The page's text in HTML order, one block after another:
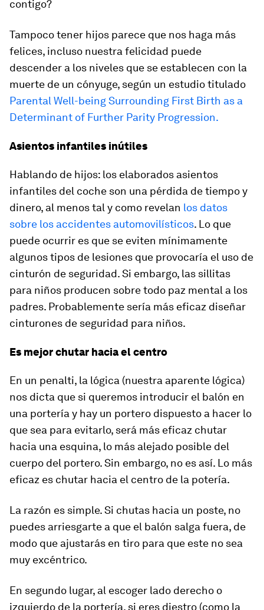
contigo?
Tampoco tener hijos parece que nos haga más
felices, incluso nuestra felicidad puede
descender a los niveles que se establecen con la
muerte de un cónyuge, según un estudio titulado
Parental Well-being Surrounding First Birth as a
Determinant of Further Parity Progression.
Asientos infantiles inútiles
Hablando de hijos: los elaborados asientos
infantiles del coche son una pérdida de tiempo y
dinero, al menos tal y como revelan los datos
sobre los accidentes automovilísticos. Lo que
puede ocurrir es que se eviten mínimamente
algunos tipos de lesiones que provocaría el uso de
cinturón de seguridad. Si embargo, las sillitas
para niños producen sobre todo paz mental a los
padres. Probablemente sería más eficaz diseñar
cinturones de seguridad para niños.
Es mejor chutar hacia el centro
En un penalti, la lógica (nuestra aparente lógica)
nos dicta que si queremos introducir el balón en
una portería y hay un portero dispuesto a hacer lo
que sea para evitarlo, será más eficaz chutar
hacia una esquina, lo más alejado posible del
cuerpo del portero. Sin embargo, no es así. Lo más
eficaz es chutar hacia el centro de la potería.
La razón es simple. Si chutas hacia un poste, no
puedes arriesgarte a que el balón salga fuera, de
modo que ajustarás en tiro para que este no sea
muy excéntrico.
En segundo lugar, al escoger lado derecho o
izquierdo de la portería, si eres diestro (como la